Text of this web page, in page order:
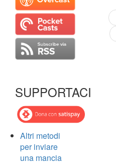
SUPPORTACI
Altri metodi
per inviare
una mancia